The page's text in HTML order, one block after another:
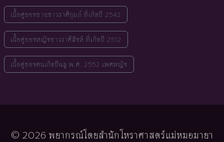
เนื้อคู่ของชายชาวราศีกุมภ์ ที่เกิดปี 2542
เนื้อคู่ของหญิงชาวราศีสิงห์ ที่เกิดปี 2512
เนื้อคู่ของคนเกิดปีฉลู พ.ศ. 2552 เพศหญิง
© 2026 พยากรณ์โดยสำนักโหราศาสตร์แม่หมอมายา